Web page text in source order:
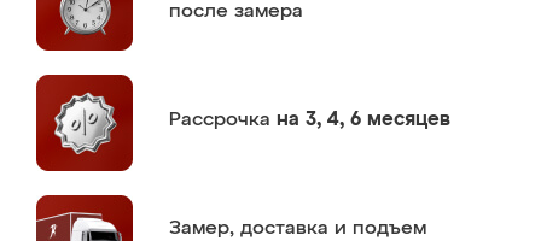
после замера
Рассрочка на 3, 4, 6 месяцев
Замер, доставка и подъем